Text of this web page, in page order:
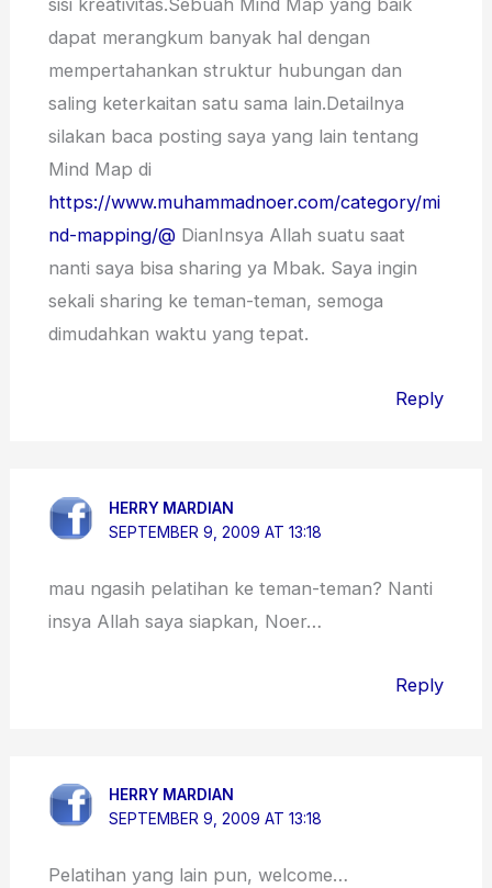
sisi kreativitas.Sebuah Mind Map yang baik
dapat merangkum banyak hal dengan
mempertahankan struktur hubungan dan
saling keterkaitan satu sama lain.Detailnya
silakan baca posting saya yang lain tentang
Mind Map di
https://www.muhammadnoer.com/category/mi
nd-mapping/@DianInsya Allah suatu saat
nanti saya bisa sharing ya Mbak. Saya ingin
sekali sharing ke teman-teman, semoga
dimudahkan waktu yang tepat.
Reply
HERRY MARDIAN
SEPTEMBER 9, 2009 AT 13:18
mau ngasih pelatihan ke teman-teman? Nanti
insya Allah saya siapkan, Noer…
Reply
HERRY MARDIAN
SEPTEMBER 9, 2009 AT 13:18
Pelatihan yang lain pun, welcome…